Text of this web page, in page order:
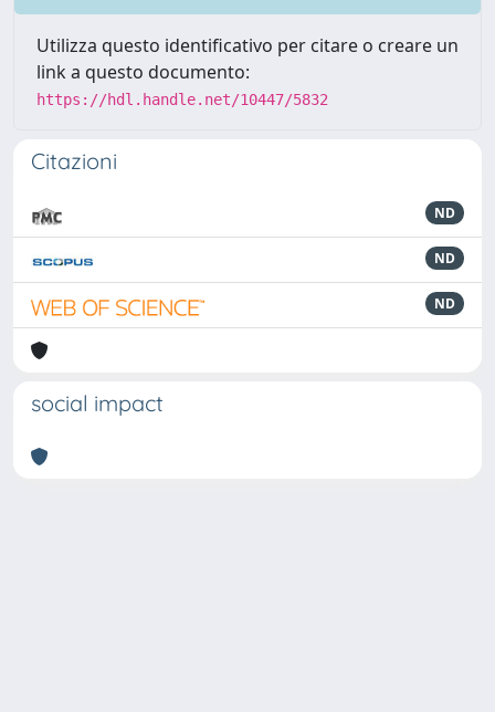
Utilizza questo identificativo per citare o creare un
link a questo documento:
https://hdl.handle.net/10447/5832
Citazioni
ND
ND
ND
social impact